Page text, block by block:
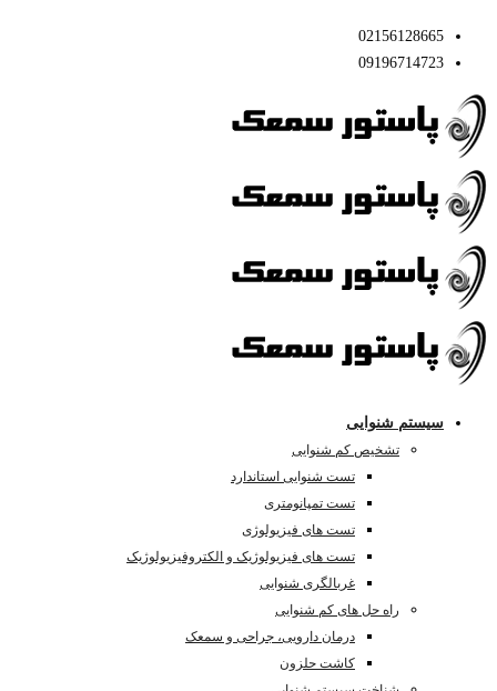
02156128665
09196714723
سیستم شنوایی
تشخیص کم شنوایی
تست شنوایی استاندارد
تست تمپانومتری
تست های فیزیولوژی
تست های فیزیولوژیک و الکتروفیزیولوژیک
غربالگری شنوایی
راه حل های کم شنوایی
درمان دارویی، جراحی و سمعک
کاشت حلزون